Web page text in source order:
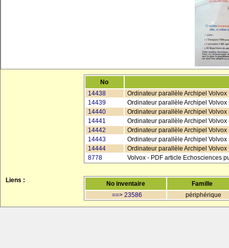
No
14438
Ordinateur parallèle Archipel Volvox
14439
Ordinateur parallèle Archipel
14440
Ordinateur parallèle Archipel
14441
Ordinateur parallèle Archipel
14442
Ordinateur parallèle Archipel
14443
Ordinateur parallèle Archipel
14444
Ordinateur parallèle Archipel Volvox
8778
Volvox - PDF article Echosciences
Liens : No inventaire
Famille
==> 23586
périphérique